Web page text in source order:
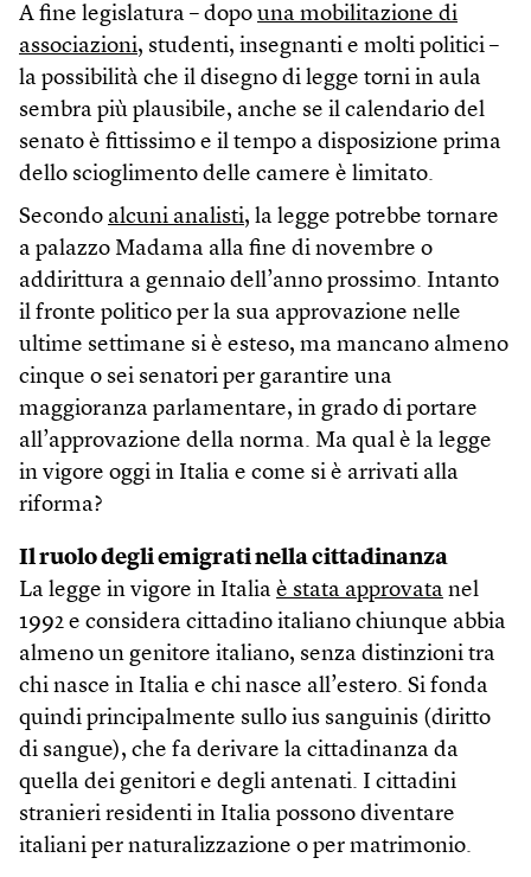
A fine legislatura – dopo una mobilitazione di
associazioni, studenti, insegnanti e molti politici –
la possibilità che il disegno di legge torni in aula
sembra più plausibile, anche se il calendario del
senato è fittissimo e il tempo a disposizione prima
dello scioglimento delle camere è limitato.
Secondo alcuni analisti, la legge potrebbe tornare
a palazzo Madama alla fine di novembre o
addirittura a gennaio dell’anno prossimo. Intanto
il fronte politico per la sua approvazione nelle
ultime settimane si è esteso, ma mancano almeno
cinque o sei senatori per garantire una
maggioranza parlamentare, in grado di portare
all’approvazione della norma. Ma qual è la legge
in vigore oggi in Italia e come si è arrivati alla
riforma?
Il ruolo degli emigrati nella cittadinanza
La legge in vigore in Italia è stata approvata nel
1992 e considera cittadino italiano chiunque abbia
almeno un genitore italiano, senza distinzioni tra
chi nasce in Italia e chi nasce all’estero. Si fonda
quindi principalmente sullo ius sanguinis (diritto
di sangue), che fa derivare la cittadinanza da
quella dei genitori e degli antenati. I cittadini
stranieri residenti in Italia possono diventare
italiani per naturalizzazione o per matrimonio.